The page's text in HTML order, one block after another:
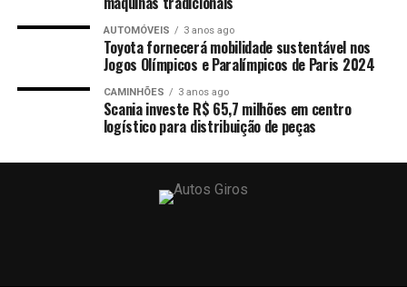
AUTOMÓVEIS 3 anos ago
Toyota fornecerá mobilidade sustentável nos
Jogos Olímpicos e Paralímpicos de Paris 2024
CAMINHÕES 3 anos ago
Scania investe R$ 65,7 milhões em centro
logístico para distribuição de peças